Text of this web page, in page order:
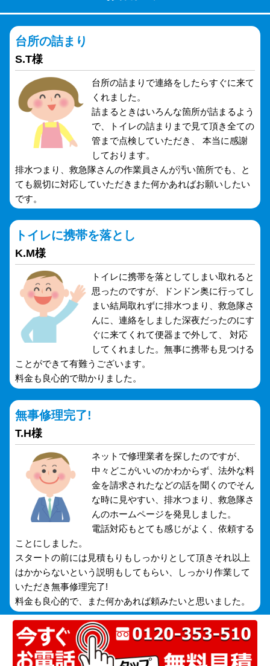
台所の詰まり
S.T様
台所の詰まりで連絡をしたらすぐに来て
くれました。
詰まるときはいろんな箇所が詰まるよう
で、トイレの詰まりまで見て頂き全ての
管まで点検していただき、 本当に感謝
しております。
排水つまり、救急隊さんの作業員さんが汚い箇所でも、と
ても親切に対応していただきまた何かあればお願いしたい
です。
トイレに携帯を落とし
K.M様
トイレに携帯を落としてしまい取れると
思ったのですが、ドンドン奥に行ってし
まい結局取れずに排水つまり、救急隊さ
んに、連絡をしました深夜だったのにす
ぐに来てくれて便器まで外して、 対応
してくれました。無事に携帯も見つける
ことができて有難うございます。
料金も良心的で助かりました。
無事修理完了!
T.H様
ネットで修理業者を探したのですが、
中々どこがいいのかわからず、法外な料
金を請求されたなどの話を聞くのでそん
な時に見やすい、排水つまり、救急隊さ
んのホームページを発見しました。
電話対応もとても感じがよく、依頼する
ことにしました。
スタートの前には見積もりもしっかりとして頂きそれ以上
はかからないという説明もしてもらい、しっかり作業して
いただき無事修理完了!
料金も良心的で、また何かあれば頼みたいと思いました。